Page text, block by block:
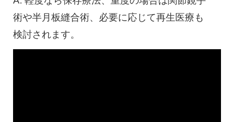
術や半月板縫合術、必要に応じて再生医療も
検討されます。